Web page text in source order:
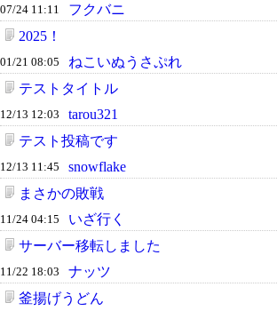
07/24 11:11
フクバニ
2025！
01/21 08:05
ねこいぬうさぷれ
テストタイトル
12/13 12:03
tarou321
テスト投稿です
12/13 11:45
snowflake
まさかの敗戦
11/24 04:15
いざ行く
サーバー移転しました
11/22 18:03
ナッツ
釜揚げうどん